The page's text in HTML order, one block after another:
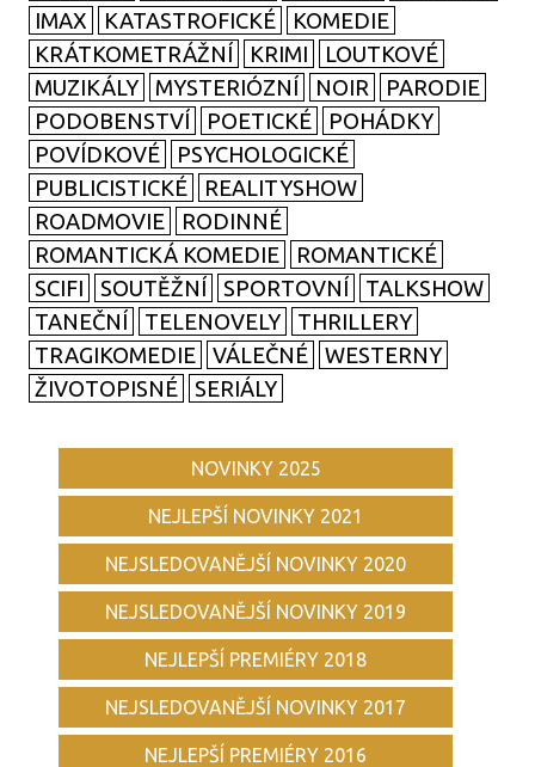
IMAX
KATASTROFICKÉ
KOMEDIE
KRÁTKOMETRÁŽNÍ
KRIMI
LOUTKOVÉ
MUZIKÁLY
MYSTERIÓZNÍ NOIR
PARODIE
PODOBENSTVÍ
POETICKÉ
POHÁDKY
POVÍDKOVÉ
PSYCHOLOGICKÉ
PUBLICISTICKÉ
REALITYSHOW
ROADMOVIE
RODINNÉ
ROMANTICKÁ KOMEDIE
ROMANTICKÉ
SCIFI
SOUTĚŽNÍ SPORTOVNÍ
TALKSHOW
TANEČNÍ
TELENOVELY
THRILLERY
TRAGIKOMEDIE
VÁLEČNÉ
WESTERNY
ŽIVOTOPISNÉ
SERIÁLY
NOVINKY 2025
NEJLEPŠÍ NOVINKY 2021
NEJSLEDOVANĚJŠÍ NOVINKY 2020
NEJSLEDOVANĚJŠÍ NOVINKY 2019
NEJLEPŠÍ PREMIÉRY 2018
NEJSLEDOVANĚJŠÍ NOVINKY 2017
NEJLEPŠÍ PREMIÉRY 2016